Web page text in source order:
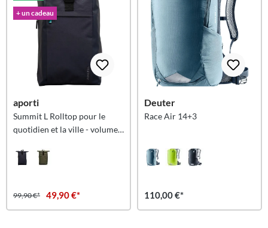
+ un cadeau
aporti
Summit L Rolltop pour le
quotidien et la ville - volume
99,90 €* 49,90 €*
Deuter
Race Air 14+3
110,00 €*